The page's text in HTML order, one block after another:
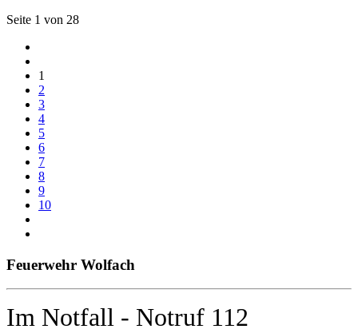
Seite 1 von 28
1
2
3
4
5
6
7
8
9
10
Feuerwehr Wolfach
Im Notfall - Notruf 112